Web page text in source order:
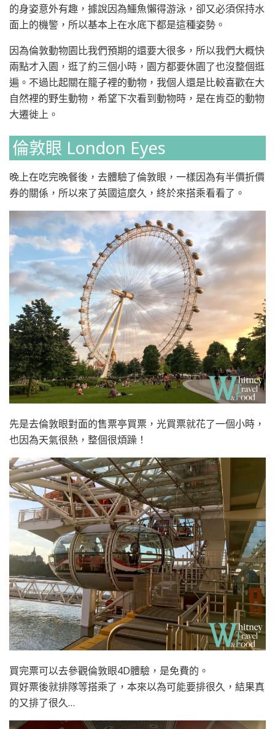
的身姿意外有趣，據說因為鱷魚懶得游泳，卻又必須保持水
面上的機警，所以基本上在水底下都是這種姿勢。
因為倫敦動物園比我們預期的還要大很多，所以我們大概快
兩點才入園，逛了約三個小時，園方都要休園了也沒整個逛
遍。不過比起關在籠子裡的動物，我個人還是比較喜歡在大
自然裡的野生動物，希望下次看到動物時，是在肯亞的動物
大遷徙上。
倫敦眼 London Eyes
晚上在吃完晚餐後，去體驗了倫敦眼，一樣因為有半價折價
券的關係，所以來了英國這麼久，終於來搭乘看看了。
先是去倫敦眼對面的售票亭買票，光買票就花了一個小時，
也因為天氣很熱，整個很煩躁！
買完票可以去參觀倫敦眼4D體驗，是免費的。
買好票後就排隊等搭乘了，本來以為可能要排很久，結果真
的又排了很久…